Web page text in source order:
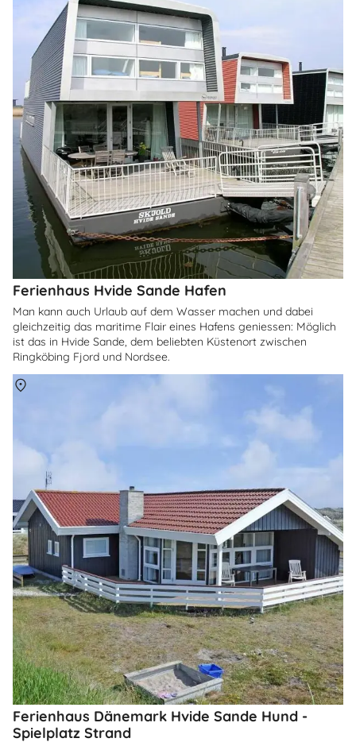
Ferienhaus Hvide Sande Hafen
Man kann auch Urlaub auf dem Wasser machen und dabei
gleichzeitig das maritime Flair eines Hafens geniessen: Möglich
ist das in Hvide Sande, dem beliebten Küstenort zwischen
Ringköbing Fjord und Nordsee.
Ferienhaus Dänemark Hvide Sande Hund -
Spielplatz Strand